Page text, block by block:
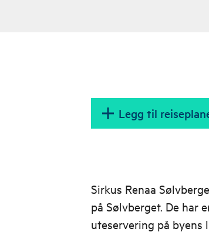
Legg til
Sirkus Renaa
på Sølvberget. De har
uteservering på byens